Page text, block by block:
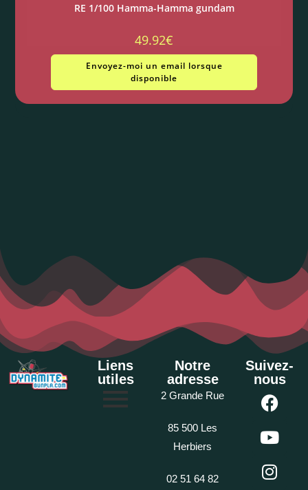
RE 1/100 Hamma-Hamma gundam
49.92€
Envoyez-moi un email lorsque
disponible
Liens
utiles
Notre
adresse
2 Grande Rue
85 500 Les
Herbiers
02 51 64 82
Suivez-
nous